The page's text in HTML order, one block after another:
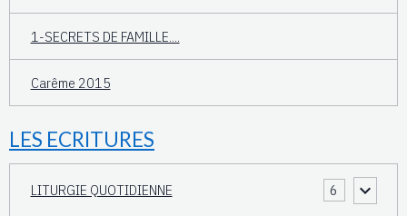
1-SECRETS DE FAMILLE....
Carême 2015
LES ECRITURES
LITURGIE QUOTIDIENNE 6